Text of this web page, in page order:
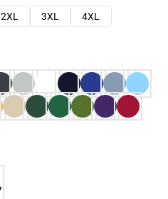
2XL 3XL
4XL